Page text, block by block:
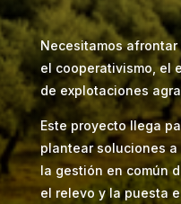
Necesitamos
el cooperativismo, el
de explotaciones
Este proyecto llega
plantear soluciones
la gestión en común
el relevo y la puesta